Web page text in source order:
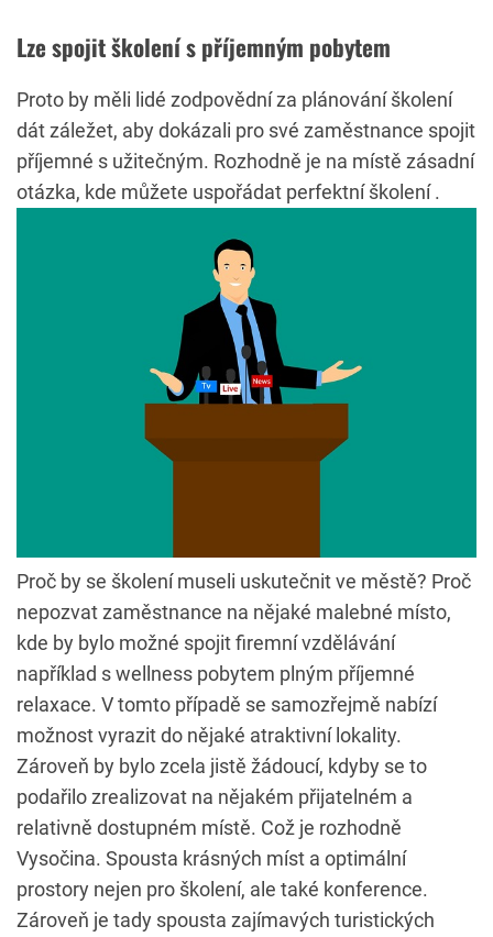
Lze spojit školení s příjemným pobytem
Proto by měli lidé zodpovědní za plánování školení
dát záležet, aby dokázali pro své zaměstnance spojit
příjemné s užitečným. Rozhodně je na místě zásadní
otázka, kde můžete uspořádat perfektní školení.
Proč by se školení museli uskutečnit ve městě? Proč
nepozvat zaměstnance na nějaké malebné místo,
kde by bylo možné spojit firemní vzdělávání
například s wellness pobytem plným příjemné
relaxace. V tomto případě se samozřejmě nabízí
možnost vyrazit do nějaké atraktivní lokality.
Zároveň by bylo zcela jistě žádoucí, kdyby se to
podařilo zrealizovat na nějakém přijatelném a
relativně dostupném místě. Což je rozhodně
Vysočina. Spousta krásných míst a optimální
prostory nejen pro školení, ale také konference.
Zároveň je tady spousta zajímavých turistických